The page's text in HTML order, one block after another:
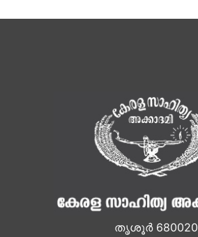
തൃശൂർ 680020